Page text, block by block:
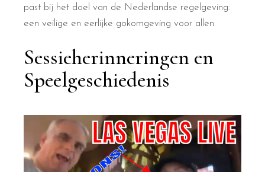
past bij het doel van de Nederlandse regelgeving:
een veilige en eerlijke gokomgeving voor allen.
Sessieherinneringen en
Speelgeschiedenis